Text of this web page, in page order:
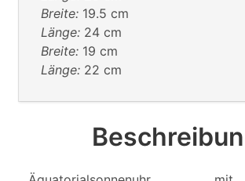
Breite: 19.5 cm
Länge: 24 cm
Breite: 19 cm
Länge: 22 cm